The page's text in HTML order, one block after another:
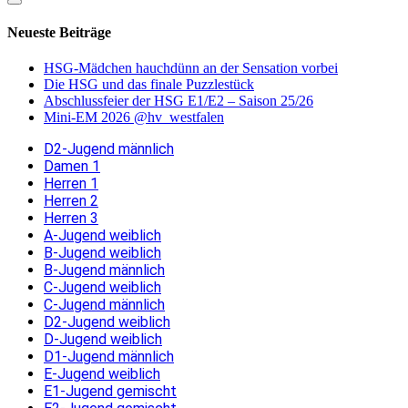
Neueste Beiträge
HSG-Mädchen hauchdünn an der Sensation vorbei
Die HSG und das finale Puzzlestück
Abschlussfeier der HSG E1/E2 – Saison 25/26
Mini-EM 2026 @hv_westfalen
D2-Jugend männlich
Damen 1
Herren 1
Herren 2
Herren 3
A-Jugend weiblich
B-Jugend weiblich
B-Jugend männlich
C-Jugend weiblich
C-Jugend männlich
D2-Jugend weiblich
D-Jugend weiblich
D1-Jugend männlich
E-Jugend weiblich
E1-Jugend gemischt